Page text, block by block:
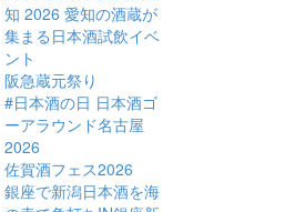
知 2026 愛知の酒蔵が
集まる日本酒試飲イベ
ント
阪急蔵元祭り
#日本酒の日 日本酒ゴ
ーアラウンド名古屋
2026
佐賀酒フェス2026
銀座で新潟日本酒を海